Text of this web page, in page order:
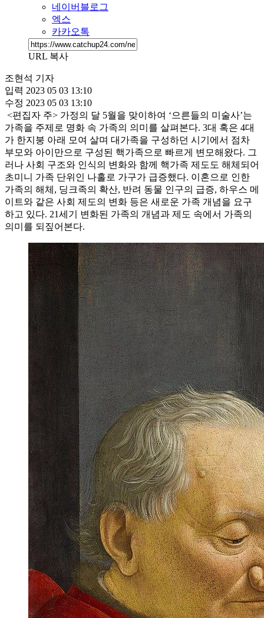
네이버블로그
엑스
카카오톡
URL 복사
조현석 기자
입력 2023 05 03 13:10
수정 2023 05 03 13:10
<편집자 주> 가정의 달 5월을 맞이하여 ‘으른들의 미술사’는
가족을 주제로 명화 속 가족의 의미를 살펴본다. 3대 혹은 4대
가 한지붕 아래 모여 살며 대가족을 구성하던 시기에서 점차
부모와 아이만으로 구성된 핵가족으로 빠르게 변모해왔다. 그
러나 사회 구조와 인식의 변화와 함께 핵가족 제도도 해체되어
초미니 가족 단위인 나홀로 가구가 급증했다. 이혼으로 인한
가족의 해체, 딩크족의 확산, 반려 동물 인구의 급증, 하우스 메
이트와 같은 사회 제도의 변화 등은 새로운 가족 개념을 요구
하고 있다. 21세기 변화된 가족의 개념과 제도 속에서 가족의
의미를 되짚어본다.